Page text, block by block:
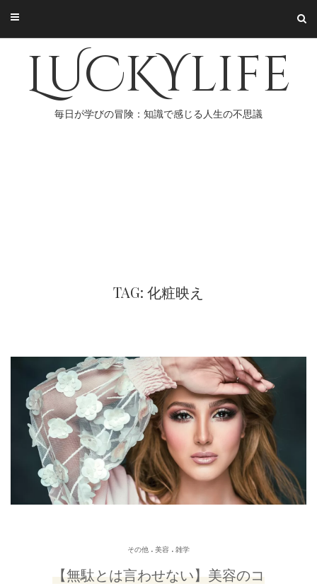
content
LUCKYlife
毎日が学びの冒険：知識で感じる人生の不思議
TAG: 化粧映え
その他 . 美容 . 雑学
【無駄とは言わせない】美容のコ